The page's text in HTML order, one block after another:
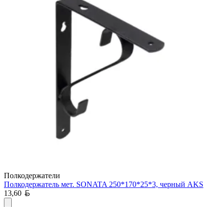
Полкодержатели
Полкодержатель мет. SONATA 250*170*25*3, черный AKS
13,60